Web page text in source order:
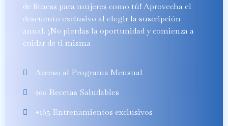
de fitness para mujeres como tú! Aprovecha el
descuento exclusivo al elegir la suscripción
anual. ¡No pierdas la oportunidad y comienza a
cuidar de ti misma
Acceso al Programa Mensual
200 Recetas Saludables
+165 Entrenamientos exclusivos